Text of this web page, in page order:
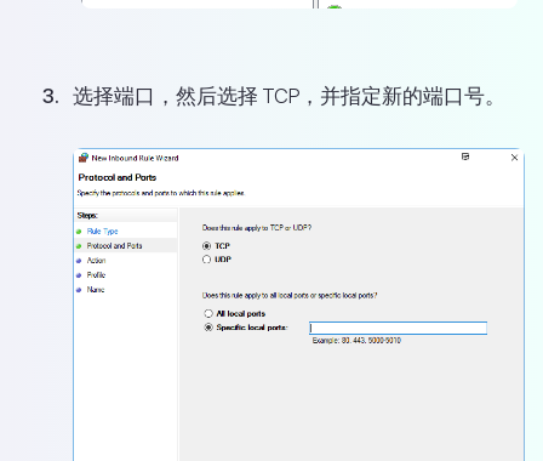
选择端口，然后选择 TCP，并指定新的端口号。